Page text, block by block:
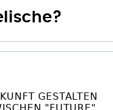
GESTALTEN